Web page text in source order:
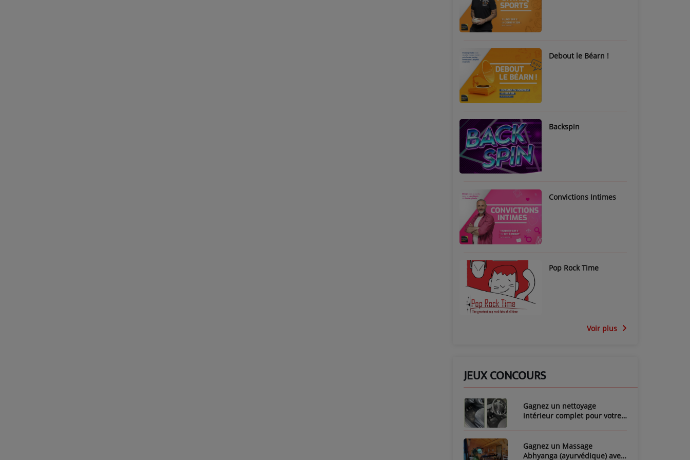
Debout le Béarn !
Backspin
Convictions Intimes
Pop Rock Time
Voir plus
JEUX CONCOURS
Gagnez un nettoyage
intérieur complet pour votre
Gagnez un Massage
Abhyanga (ayurvédique) avec